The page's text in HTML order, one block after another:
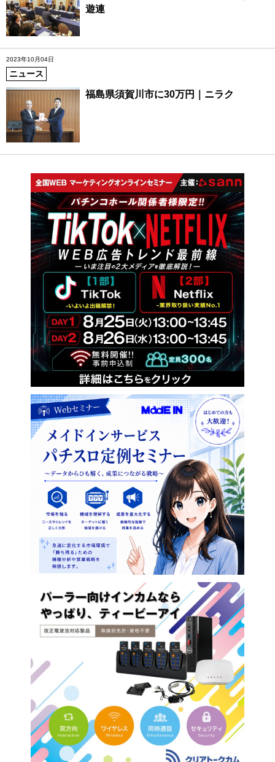
遊連
2023年10月04日
ニュース
福島県須賀川市に30万円｜ニラク